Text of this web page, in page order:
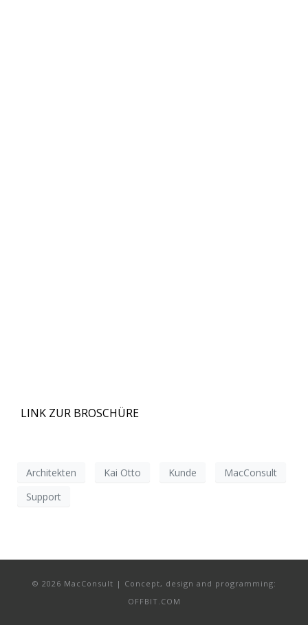
LINK ZUR BROSCHÜRE
Architekten Kai Otto Kunde
MacConsult
Support
© 2026 MacConsult | Concept, design and programming:
OFFBIT.COM